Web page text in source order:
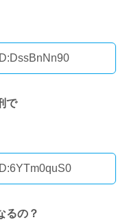
ID:DssBnNn90
で
ID:6YTm0quS0
るの？